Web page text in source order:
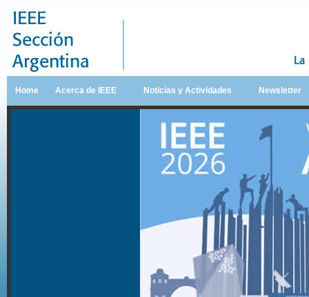
Home Acerca de IEEE Noticias y Actividades Newsletter